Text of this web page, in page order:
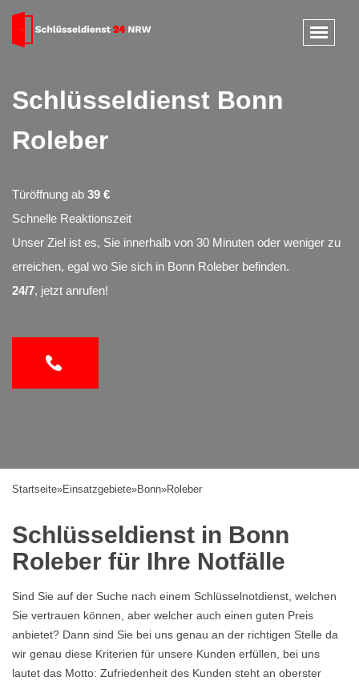
Schlüsseldienst Bonn
Roleber
Türöffnung ab 39 €
Schnelle Reaktionszeit
Unser Ziel ist es, Sie innerhalb von 30 Minuten oder weniger zu
erreichen, egal wo Sie sich in Bonn Roleber befinden.
24/7, jetzt anrufen!
Startseite»Einsatzgebiete»Bonn»Roleber
Schlüsseldienst in Bonn
Roleber für Ihre Notfälle
Sind Sie auf der Suche nach einem Schlüsselnotdienst, welchen
Sie vertrauen können, aber welcher auch einen guten Preis
anbietet? Dann sind Sie bei uns genau an der richtigen Stelle da
wir genau diese Kriterien für unsere Kunden erfüllen, bei uns
lautet das Motto: Zufriedenheit des Kunden steht an oberster